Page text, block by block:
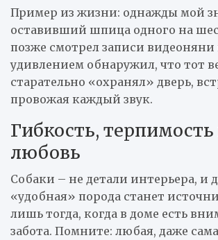
Пример из жизни: однажды мой
оставивший шпица одного на
позже смотрел записи видеоняни
удивлением обнаружил, что тот
старательно «охранял» дверь,
провожая каждый звук.
Гибкость, терпимость
любовь
Собаки – не детали интерьера, и
«удобная» порода станет
лишь тогда, когда в доме есть
забота. Помните: любая, даже